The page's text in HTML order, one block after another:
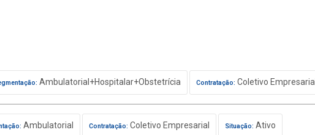
Ambulatorial+Hospitalar+Obstetrícia Contratação: Coletivo Empresarial
Ambulatorial Contratação: Coletivo Empresarial Situação: Ativo